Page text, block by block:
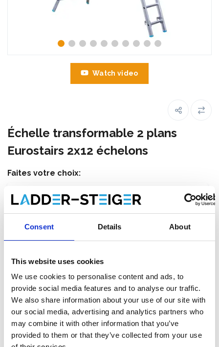
Consent Details About
This website uses cookies
We use cookies to personalise content and ads, to
provide social media features and to analyse our traffic.
We also share information about your use of our site with
our social media, advertising and analytics partners who
may combine it with other information that you’ve
provided to them or that they’ve collected from your use
Watch video
Échelle transformable 2 plans
Eurostairs 2x12 échelons
Faites votre choix:
Échelle transformable 2 plans Eurostairs 2x12
échelons
€368,00 €388,62
€445,28 €470,23 TTC
Livraison gratuite en 1-3 jours ouvrables, ou ramasser à
Ajouter au panier